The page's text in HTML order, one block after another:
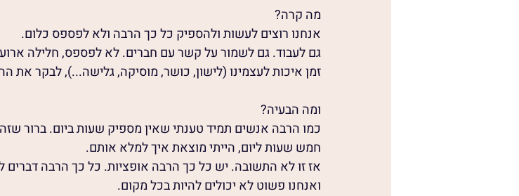
מה קרה?
אנחנו רוצים לעשות ולהספיק כל כך הרבה ולא לפספס כלום.
גם לעבוד. גם לשמור על קשר עם חברים. לא לפספס, חלילה
זמן איכות לעצמינו (לישון, כושר, מוסיקה, גלישה...), לבקר את
ומה הבעיה?
כמו הרבה אנשים תמיד טענתי שאין מספיק שעות ביום. ברור
חמש שעות ליום, הייתי מוצאת איך למלא אותם.
אז זו לא התשובה. יש כל כך הרבה אופציות. כל כך הרבה דברים
ואנחנו פשוט לא יכולים להיות בכל מקום.